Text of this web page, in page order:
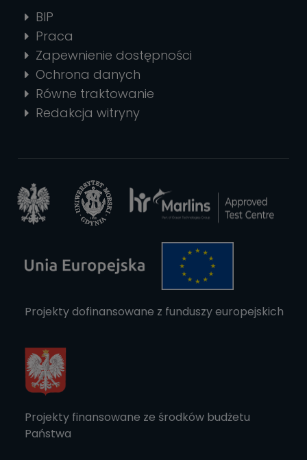
BIP
Praca
Zapewnienie dostępności
Ochrona danych
Równe traktowanie
Redakcja witryny
Projekty dofinansowane z funduszy europejskich
Projekty finansowane ze środków budżetu
Państwa